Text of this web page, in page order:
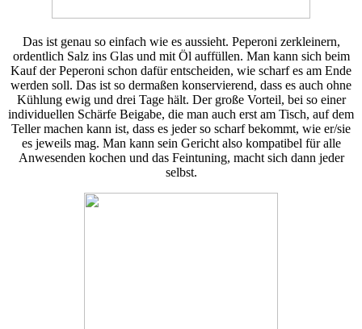
Das ist genau so einfach wie es aussieht. Peperoni zerkleinern,
ordentlich Salz ins Glas und mit Öl auffüllen. Man kann sich beim
Kauf der Peperoni schon dafür entscheiden, wie scharf es am Ende
werden soll. Das ist so dermaßen konservierend, dass es auch ohne
Kühlung ewig und drei Tage hält. Der große Vorteil, bei so einer
individuellen Schärfe Beigabe, die man auch erst am Tisch, auf dem
Teller machen kann ist, dass es jeder so scharf bekommt, wie er/sie
es jeweils mag. Man kann sein Gericht also kompatibel für alle
Anwesenden kochen und das Feintuning, macht sich dann jeder
selbst.